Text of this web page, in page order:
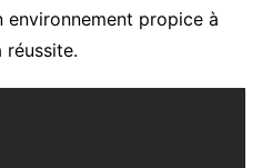
environnement propice à
réussite.